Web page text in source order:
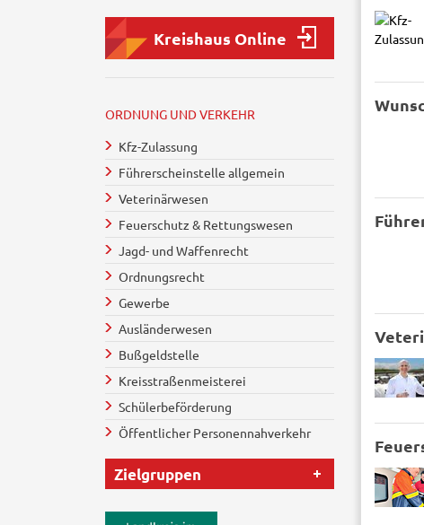
Kreishaus Online
ORDNUNG UND VERKEHR
Kfz-Zulassung
Führerscheinstelle allgemein
Veterinärwesen
Feuerschutz & Rettungswesen
Jagd- und Waffenrecht
Ordnungsrecht
Gewerbe
Ausländerwesen
Bußgeldstelle
Kreisstraßenmeisterei
Schülerbeförderung
Öffentlicher Personennahverkehr
Zielgruppen